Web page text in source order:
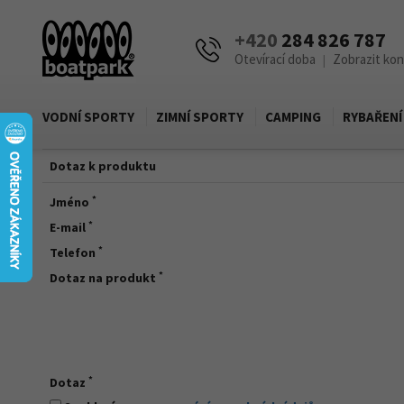
+420 284 826 787
Otevírací doba | Zobrazit
VODNÍ SPORTY ZIMNÍ SPORTY CAMPING RYBAŘENÍ
Dotaz k produktu
Jméno *
E-mail *
Telefon *
Dotaz na produkt *
Dotaz *